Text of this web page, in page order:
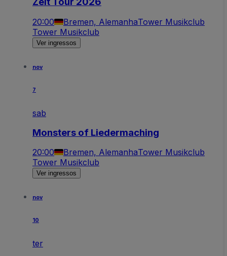
20:00 Bremen, AlemanhaTower Musikclub
Tower Musikclub
Ver ingressos
nov
7
sab
Monsters of Liedermaching
20:00 Bremen, AlemanhaTower Musikclub
Tower Musikclub
Ver ingressos
nov
10
ter